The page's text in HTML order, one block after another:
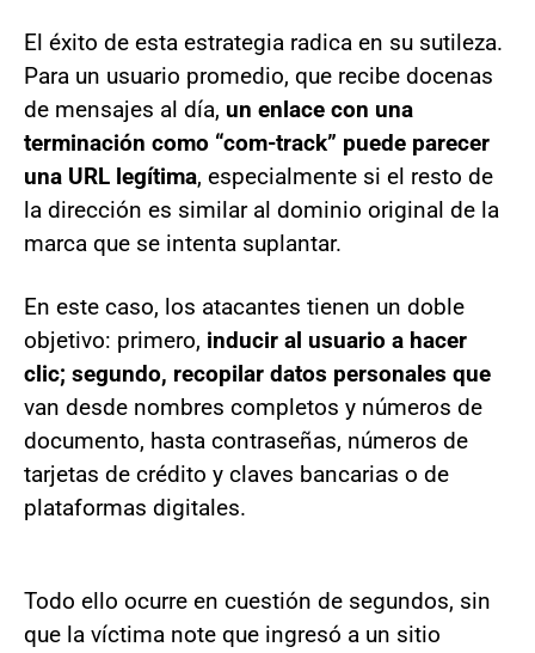
El éxito de esta estrategia radica en su sutileza.
Para un usuario promedio, que recibe docenas
de mensajes al día, un enlace con una
terminación como “com-track” puede parecer
una URL legítima, especialmente si el resto de
la dirección es similar al dominio original de la
marca que se intenta suplantar.
En este caso, los atacantes tienen un doble
objetivo: primero, inducir al usuario a hacer
clic; segundo, recopilar datos personales que
van desde nombres completos y números de
documento, hasta contraseñas, números de
tarjetas de crédito y claves bancarias o de
plataformas digitales.
Todo ello ocurre en cuestión de segundos, sin
que la víctima note que ingresó a un sitio